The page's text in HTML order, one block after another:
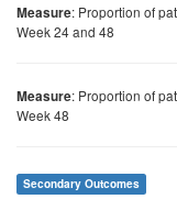
Measure: Proportion of
Week 24 and 48
Measure: Proportion of
Week 48
Secondary Outcomes